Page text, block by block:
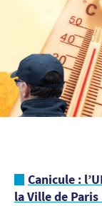
Canicule :
la Ville de Paris